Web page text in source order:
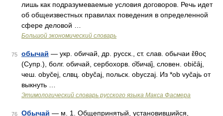
лишь как подразумеваемые условия договоров. Речь идет
об общеизвестных правилах поведения в определенной
сфере деловой …
Большой экономический словарь
75 обычай — укр. обичай, др. русск., ст. слав. обычаи ἔθος
(Супр.), болг. обичай, сербохорв. о̏бича̑j, словен. običȃj,
чеш. оbуčеj, слвц. оbуčаj, польск. оbусzаj. Из *оb vуčаjь от
выкнуть …
Этимологический словарь русского языка Макса Фасмера
76 Обычай — м. 1. Общепринятый, установившийся,